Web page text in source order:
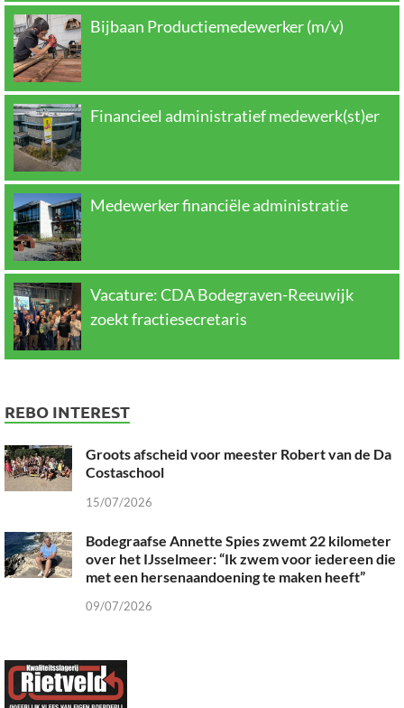
Bijbaan Productiemedewerker (m/v)
Financieel administratief medewerk(st)er
Medewerker financiële administratie
Vacature: CDA Bodegraven-Reeuwijk
zoekt fractiesecretaris
REBO INTEREST
Groots afscheid voor meester Robert van de Da
Costaschool
15/07/2026
Bodegraafse Annette Spies zwemt 22 kilometer
over het IJsselmeer: “Ik zwem voor iedereen die
met een hersenaandoening te maken heeft”
09/07/2026